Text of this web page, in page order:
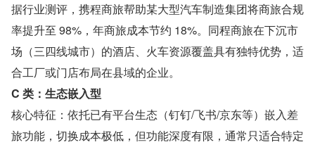
据行业测评，携程商旅帮助某大型汽车制造集团将商旅合规
率提升至 98%，年商旅成本节约 18%。同程商旅在下沉市
场（三四线城市）的酒店、火车资源覆盖具有独特优势，适
合工厂或门店布局在县域的企业。
C 类：生态嵌入型
核心特征：依托已有平台生态（钉钉/飞书/京东等）嵌入差
旅功能，切换成本极低，但功能深度有限，通常只适合特定